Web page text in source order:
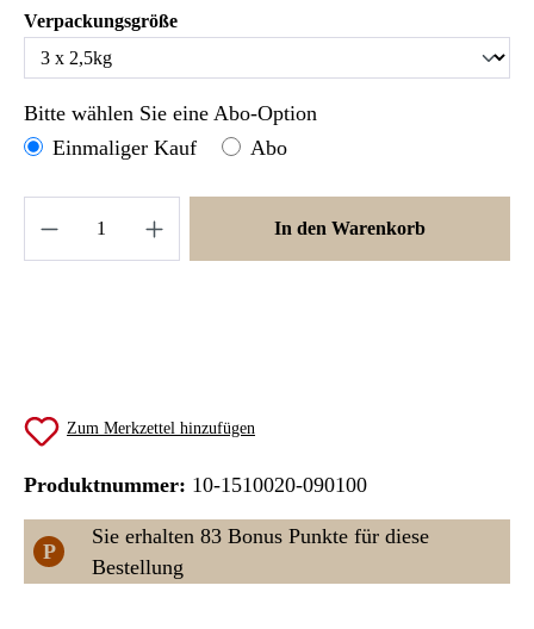
Verpackungsgrößeauswählen
Bitte wählen Sie eine Abo-Option
Einmaliger Kauf
Abo
In den Warenkorb
Zum Merkzettel hinzufügen
Produktnummer: 10-1510020-090100
P
Sie erhalten 83 Bonus Punkte für diese
Bestellung